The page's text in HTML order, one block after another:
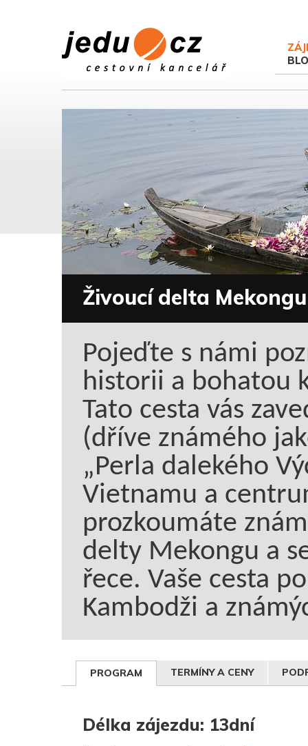
Živoucí delta
Pojeďte s námi
historii a bohatou
Tato cesta vás
(dříve známého
„Perla dalekého
Vietnamu a
prozkoumáte
delty Mekongu a
řece. Vaše cesta
Kambodži a
PROGRAM TERMÍNY A CENY
Délka zájezdu: 13dní